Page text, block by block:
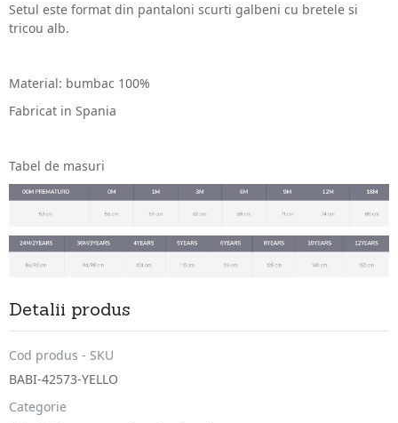
Setul este format din pantaloni scurti galbeni cu bretele si
tricou alb.
Material: bumbac 100%
Fabricat in Spania
Tabel de masuri
Detalii produs
Cod produs - SKU
BABI-42573-YELLO
Categorie